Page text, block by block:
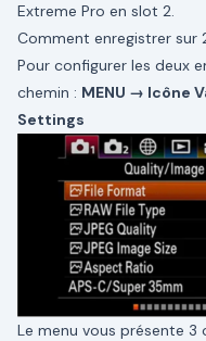
Extreme Pro en slot 2.
Comment enregistrer sur
Pour configurer les deux
chemin : MENU → Icône
Settings
Le menu vous présente